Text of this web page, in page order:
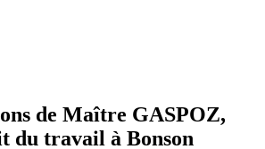
de Maître GASPOZ,
du travail à Bonson